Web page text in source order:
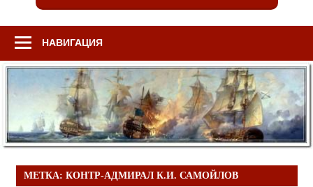
НАВИГАЦИЯ
МЕТКА: КОНТР-АДМИРАЛ К.И. САМОЙЛОВ